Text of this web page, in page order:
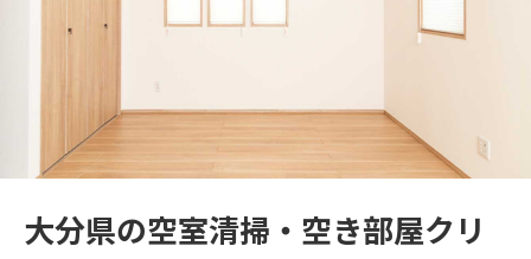
大分県の空室清掃・空き部屋クリ